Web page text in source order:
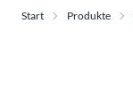
Start Produkte